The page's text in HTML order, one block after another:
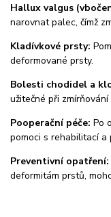
Hallux valgus
narovnat palec, čímž
Kladívkové prsty:
deformované prsty.
Bolesti chodidel a
užitečné při
Pooperační péče: Po
pomoci s rehabilitací
Preventivní opatření:
deformitám prstů,